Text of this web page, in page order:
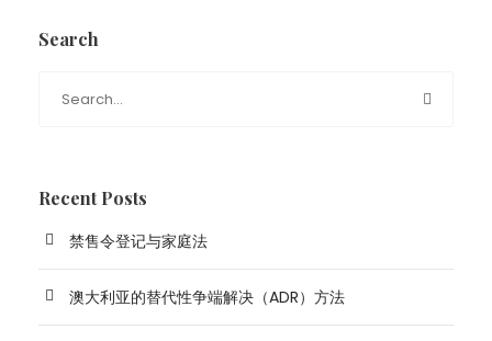
Search
Recent Posts
禁售令登记与家庭法
澳大利亚的替代性争端解决（ADR）方法